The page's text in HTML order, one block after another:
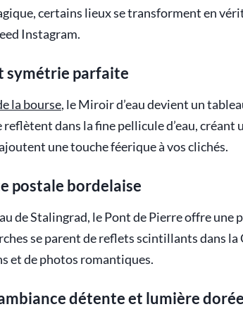
certains lieux se transforment en
Instagram.
symétrie parfaite
la bourse, le Miroir d’eau devient un
reflètent dans la fine pellicule d’eau,
une touche féerique à vos clichés.
postale bordelaise
de Stalingrad, le Pont de Pierre offre une
se parent de reflets scintillants dans
et de photos romantiques.
détente et lumière dorée